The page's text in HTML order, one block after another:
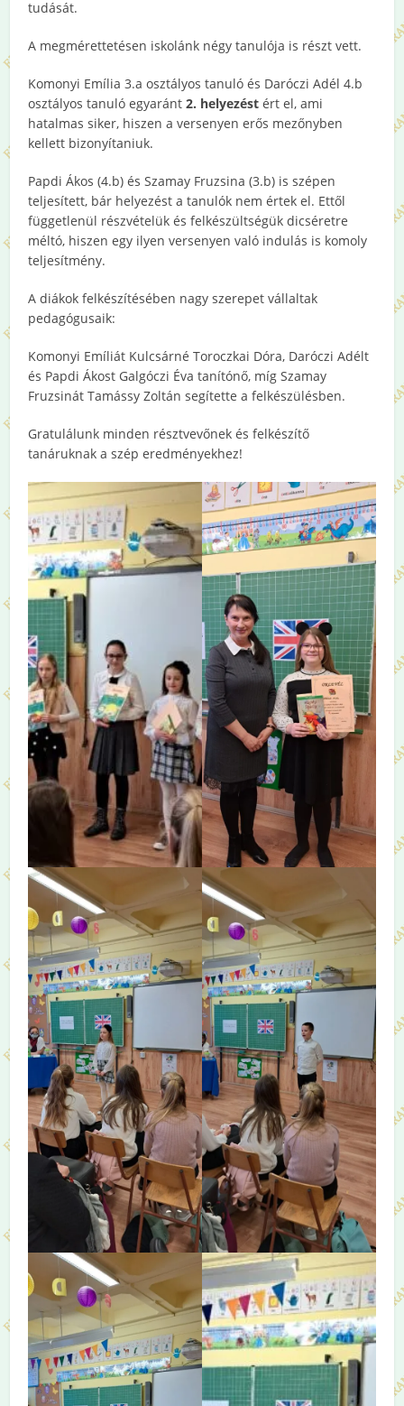
tudását.
A megmérettetésen iskolánk négy tanulója is részt vett.
Komonyi Emília 3.a osztályos tanuló és Daróczi Adél 4.b
osztályos tanuló egyaránt2. helyezést ért el, ami
hatalmas siker, hiszen a versenyen erős mezőnyben
kellett bizonyítaniuk.
Papdi Ákos (4.b) és Szamay Fruzsina (3.b) is szépen
teljesített, bár helyezést a tanulók nem értek el. Ettől
függetlenül részvételük és felkészültségük dicséretre
méltó, hiszen egy ilyen versenyen való indulás is komoly
teljesítmény.
A diákok felkészítésében nagy szerepet vállaltak
pedagógusaik:
Komonyi Emíliát Kulcsárné Toroczkai Dóra, Daróczi Adélt
és Papdi Ákost Galgóczi Éva tanítónő, míg Szamay
Fruzsinát Tamássy Zoltán segítette a felkészülésben.
Gratulálunk minden résztvevőnek és felkészítő
tanáruknak a szép eredményekhez!